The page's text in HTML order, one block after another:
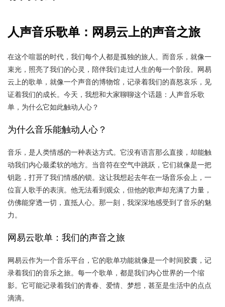
人声音乐歌单：网易云上的声音之旅
在这个喧嚣的时代，我们每个人都是孤独的旅人。而音乐，就像一
束光，照亮了我们的心灵，陪伴我们走过人生的每一个阶段。网易
云上的歌单，就像一个声音的博物馆，记录着我们的喜怒哀乐，见
证着我们的成长。今天，我想和大家聊聊这个话题：人声音乐歌
单，为什么它如此触动人心？
为什么音乐能触动人心？
音乐，是人类情感的一种表达方式。它没有语言那么直接，却能触
动我们内心最柔软的地方。当音符在空气中跳跃，它们就像是一把
钥匙，打开了我们情感的锁。这让我想起去年在一场音乐会上，一
位盲人歌手的表演。他无法看到观众，但他的歌声却充满了力量，
仿佛能穿透一切，直抵人心。那一刻，我深深地感受到了音乐的魅
力。
网易云歌单：我们的声音之旅
网易云作为一个音乐平台，它的歌单功能就像是一个时间胶囊，记
录着我们的音乐之旅。每一个歌单，都是我们内心世界的一个缩
影。它可能记录着我们的青春、爱情、梦想，甚至是生活中的点点
滴滴。